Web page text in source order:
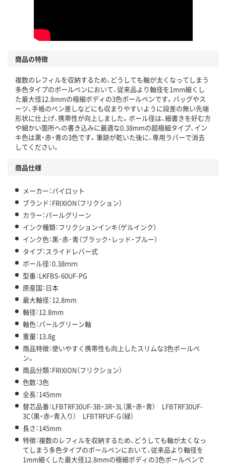
商品の特徴
複数のレフィルを収納するため、どうしても軸が太くなってしまう
多色タイプのボールペンにおいて、従来品より軸径を1mm細くし
た最大径12.8mmの極細ボディの3色ボールペンです。バッグやス
ーツ、手帳のペン差しなどにも収まりやすいように段差の無い先端
形状に仕上げ、携帯性が向上しました。ボール径は、細書きを好む方
や細かい箇所への書き込みに最適な0.38mmの超極細タイプ、イン
キ色は黒・赤・青の3色です。筆跡が乾いた後に、専用ラバーで消去
してください。
商品仕様
メーカー：パイロット
ブランド：FRIXION（フリクション）
カラー：パールグリーン
インク種類：フリクションインキ（ゲルインク）
インク色：黒･赤･青（ブラック・レッド・ブルー）
タイプ：スライドレバー式
ボール径：0.38ｍｍ
型番：LKFBS-60UF-PG
原産国：日本
最大軸径：12.8mm
軸径：12.8mm
軸色：パールグリーン軸
重量：13.8g
商品特徴：使いやすく携帯性も向上したスリムな3色ボールペ
ン。
商品分類：FRIXION（フリクション）
色数：3色
全長：145mm
替芯品番：LFBTRF30UF-3B・3R・3L（黒・赤・青） LFBTRF30UF-
3C（黒・赤・青入り） LFBTRFUF-G（緑）
長さ：145mm
特徴：複数のレフィルを収納するため、どうしても軸が太くなっ
てしまう多色タイプのボールペンにおいて、従来品より軸径を
1mm細くした最大径12.8mmの極細ボディの3色ボールペンで